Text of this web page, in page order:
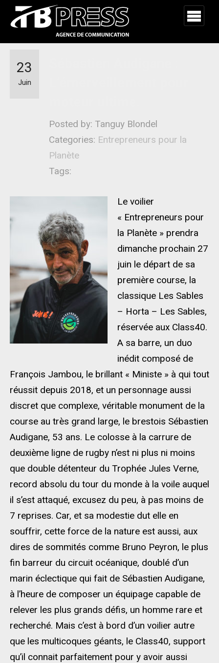
Posted by: Tanguy Blondel
Categories: Entrepreneurs pour la
Planète
Tags:
23
Juin
Le voilier
« Entrepreneurs pour
la Planète » prendra
dimanche prochain 27
juin le départ de sa
première course, la
classique Les Sables
– Horta – Les Sables,
réservée aux Class40.
A sa barre, un duo
inédit composé de
François Jambou, le brillant « Ministe » à qui tout
réussit depuis 2018, et un personnage aussi
discret que complexe, véritable monument de la
course au très grand large, le brestois Sébastien
Audigane, 53 ans. Le colosse à la carrure de
deuxième ligne de rugby n’est ni plus ni moins
que double détenteur du Trophée Jules Verne,
record absolu du tour du monde à la voile auquel
il s’est attaqué, excusez du peu, à pas moins de
7 reprises. Car, et sa modestie dut elle en
souffrir, cette force de la nature est aussi, aux
dires de sommités comme Bruno Peyron, le plus
fin barreur du circuit océanique, doublé d’un
marin éclectique qui fait de Sébastien Audigane,
à l’heure de composer un équipage capable de
relever les plus grands défis, un homme rare et
recherché. Mais c’est à bord d’un voilier autre
que les multicoques géants, le Class40, support
qu’il connait parfaitement pour y avoir aussi